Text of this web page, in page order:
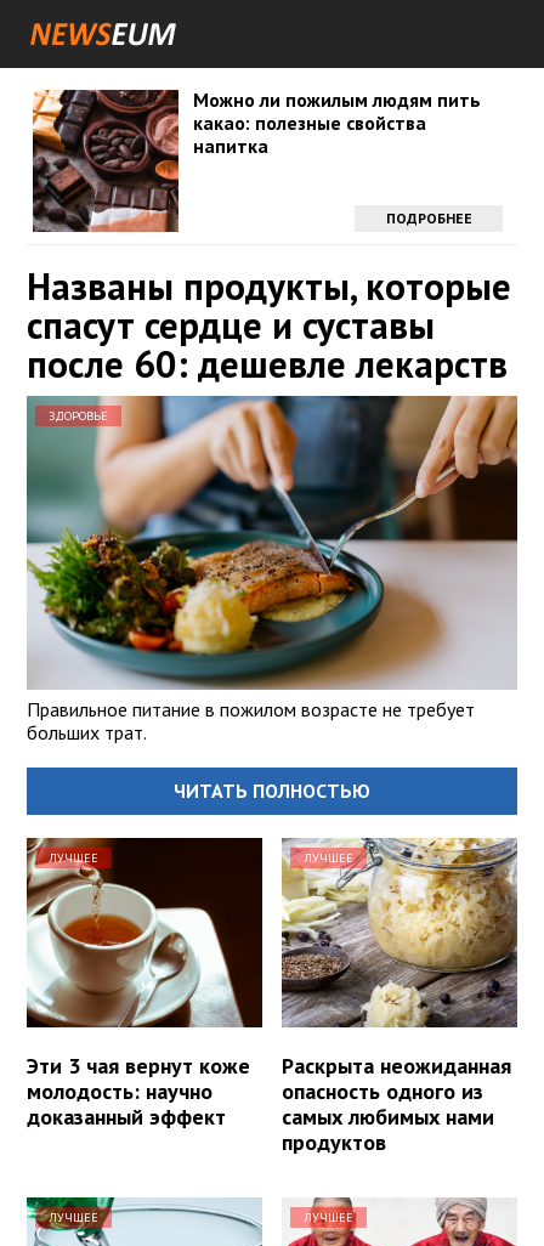
Можно ли пожилым людям пить
какао: полезные свойства
напитка
ПОДРОБНЕЕ
Названы продукты, которые
спасут сердце и суставы
после 60: дешевле лекарств
ЗДОРОВЬЕ
Правильное питание в пожилом возрасте не требует
больших трат.
ЧИТАТЬ ПОЛНОСТЬЮ
ЛУЧШЕЕ
Эти 3 чая вернут коже
молодость: научно
доказанный эффект
ЛУЧШЕЕ
Раскрыта неожиданная
опасность одного из
самых любимых нами
продуктов
ЛУЧШЕЕ ЛУЧШЕЕ